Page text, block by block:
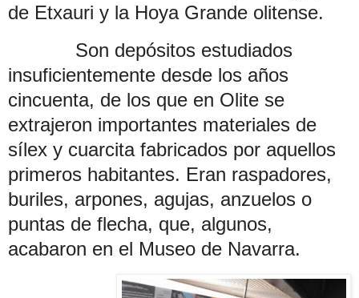
de Etxauri y la Hoya Grande olitense.
Son depósitos estudiados
insuficientemente desde los años
cincuenta, de los que en Olite se
extrajeron importantes materiales de
sílex y cuarcita fabricados por aquellos
primeros habitantes. Eran raspadores,
buriles, arpones, agujas, anzuelos o
puntas de flecha, que, algunos,
acabaron en el Museo de Navarra.